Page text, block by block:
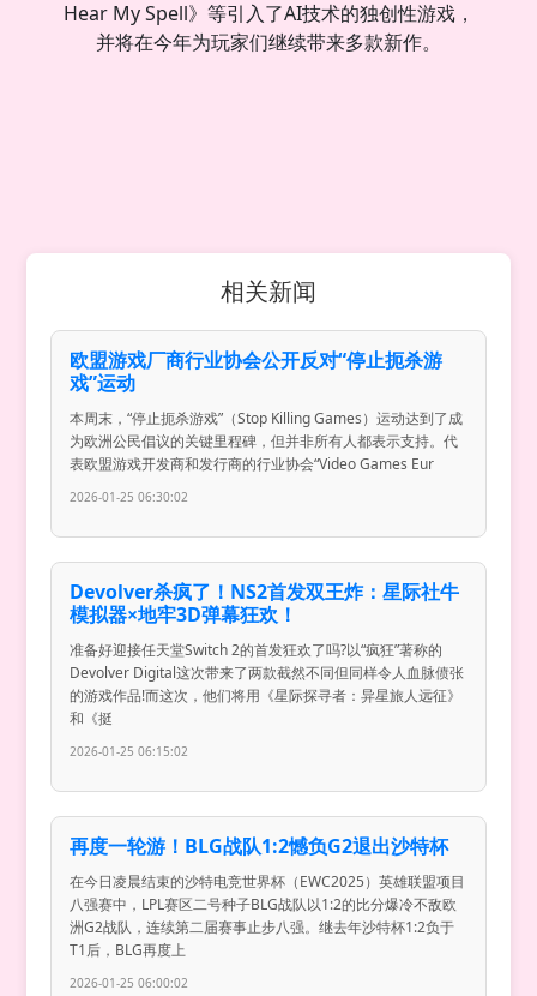
Hear My Spell》等引入了AI技术的独创性游戏，
并将在今年为玩家们继续带来多款新作。
相关新闻
欧盟游戏厂商行业协会公开反对“停止扼杀游
戏”运动
本周末，“停止扼杀游戏”（Stop Killing Games）运动达到了成
为欧洲公民倡议的关键里程碑，但并非所有人都表示支持。代
表欧盟游戏开发商和发行商的行业协会“Video Games Eur
2026-01-25 06:30:02
Devolver杀疯了！NS2首发双王炸：星际社牛
模拟器×地牢3D弹幕狂欢！
准备好迎接任天堂Switch 2的首发狂欢了吗?以“疯狂”著称的
Devolver Digital这次带来了两款截然不同但同样令人血脉偾张
的游戏作品!而这次，他们将用《星际探寻者：异星旅人远征》
和《挺
2026-01-25 06:15:02
再度一轮游！BLG战队1:2憾负G2退出沙特杯
在今日凌晨结束的沙特电竞世界杯（EWC2025）英雄联盟项目
八强赛中，LPL赛区二号种子BLG战队以1:2的比分爆冷不敌欧
洲G2战队，连续第二届赛事止步八强。继去年沙特杯1:2负于
T1后，BLG再度上
2026-01-25 06:00:02